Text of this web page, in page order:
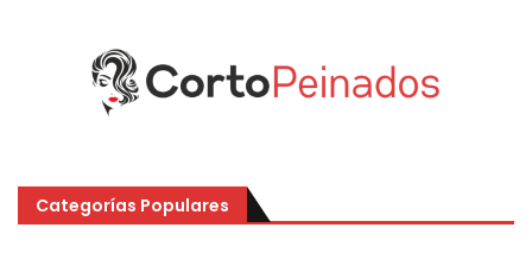
Categorías Populares